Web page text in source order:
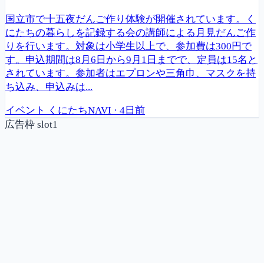
国立市で十五夜だんご作り体験が開催されています。く
にたちの暮らしを記録する会の講師による月見だんご作
りを行います。対象は小学生以上で、参加費は300円で
す。申込期間は8月6日から9月1日までで、定員は15名と
されています。参加者はエプロンや三角巾、マスクを持
ち込み、申込みは...
イベント くにたちNAVI · 4日前
広告枠 slot1